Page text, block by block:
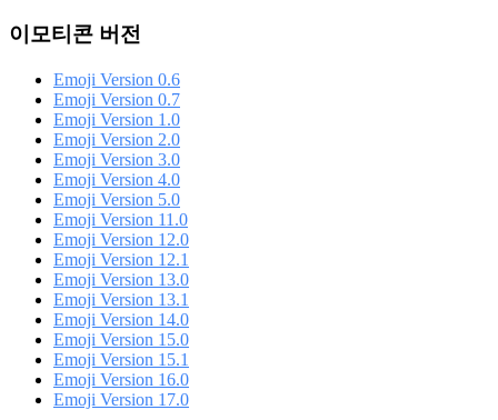
이모티콘 버전
Emoji Version 0.6
Emoji Version 0.7
Emoji Version 1.0
Emoji Version 2.0
Emoji Version 3.0
Emoji Version 4.0
Emoji Version 5.0
Emoji Version 11.0
Emoji Version 12.0
Emoji Version 12.1
Emoji Version 13.0
Emoji Version 13.1
Emoji Version 14.0
Emoji Version 15.0
Emoji Version 15.1
Emoji Version 16.0
Emoji Version 17.0